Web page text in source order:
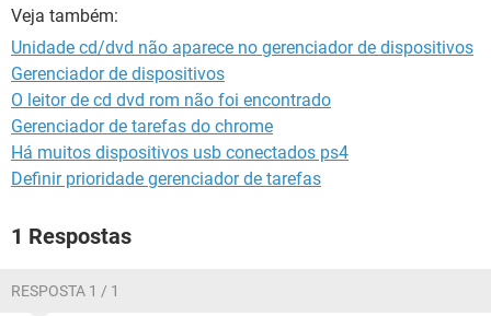
GUIA DE COMPRAS
Veja também:
Unidade cd/dvd não aparece no gerenciador de dispositivos
Gerenciador de dispositivos
O leitor de cd dvd rom não foi encontrado
Gerenciador de tarefas do chrome
Há muitos dispositivos usb conectados ps4
Definir prioridade gerenciador de tarefas
1 Respostas
RESPOSTA 1 / 1